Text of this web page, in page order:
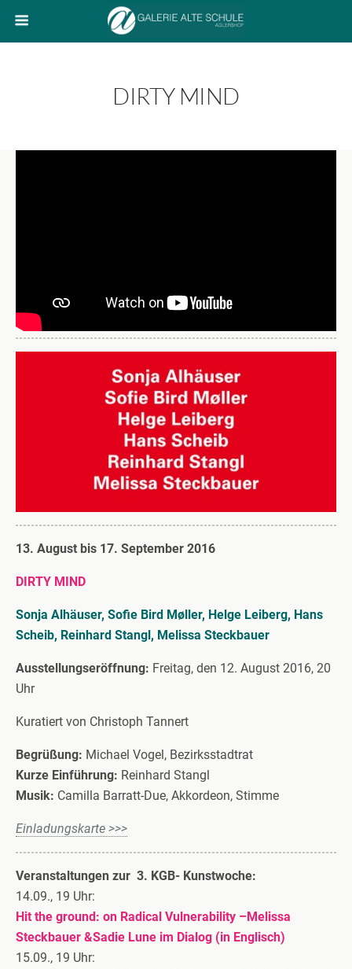
DIRTY MIND
13. August bis 17. September 2016
DIRTY MIND
Sonja Alhäuser, Sofie Bird Møller, Helge Leiberg, Hans
Scheib, Reinhard Stangl, Melissa Steckbauer
Ausstellungseröffnung: Freitag, den 12. August 2016, 20
Uhr
Kuratiert von Christoph Tannert
Begrüßung: Michael Vogel, Bezirksstadtrat
Kurze Einführung: Reinhard Stangl
Musik: Camilla Barratt-Due, Akkordeon, Stimme
Einladungskarte >>>
Veranstaltungen zur 3. KGB- Kunstwoche:
14.09., 19 Uhr:
Hit the ground: on Radical Vulnerability –Melissa
Steckbauer &Sadie Lune im Dialog (in Englisch)
15.09., 19 Uhr: